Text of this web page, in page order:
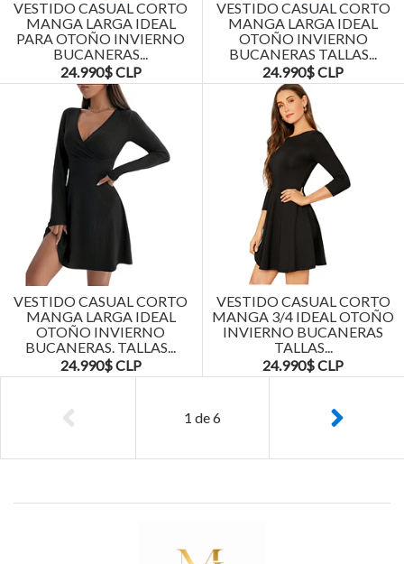
VESTIDO CASUAL CORTO
MANGA LARGA IDEAL
PARA OTOÑO INVIERNO
BUCANERAS...
24.990$ CLP
VESTIDO CASUAL CORTO
MANGA LARGA IDEAL
OTOÑO INVIERNO
BUCANERAS TALLAS...
24.990$ CLP
VESTIDO CASUAL CORTO
MANGA LARGA IDEAL
OTOÑO INVIERNO
BUCANERAS. TALLAS...
24.990$ CLP
VESTIDO CASUAL CORTO
MANGA 3/4 IDEAL OTOÑO
INVIERNO BUCANERAS
TALLAS...
24.990$ CLP
1 de6